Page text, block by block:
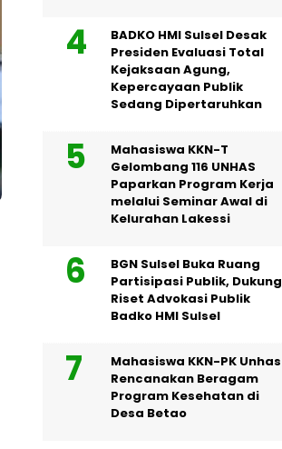
BADKO HMI Sulsel Desak
Presiden Evaluasi Total
Kejaksaan Agung,
Kepercayaan Publik
Sedang Dipertaruhkan
Mahasiswa KKN-T
Gelombang 116 UNHAS
Paparkan Program Kerja
melalui Seminar Awal di
Kelurahan Lakessi
BGN Sulsel Buka Ruang
Partisipasi Publik, Dukung
Riset Advokasi Publik
Badko HMI Sulsel
Mahasiswa KKN-PK Unhas
Rencanakan Beragam
Program Kesehatan di
Desa Betao